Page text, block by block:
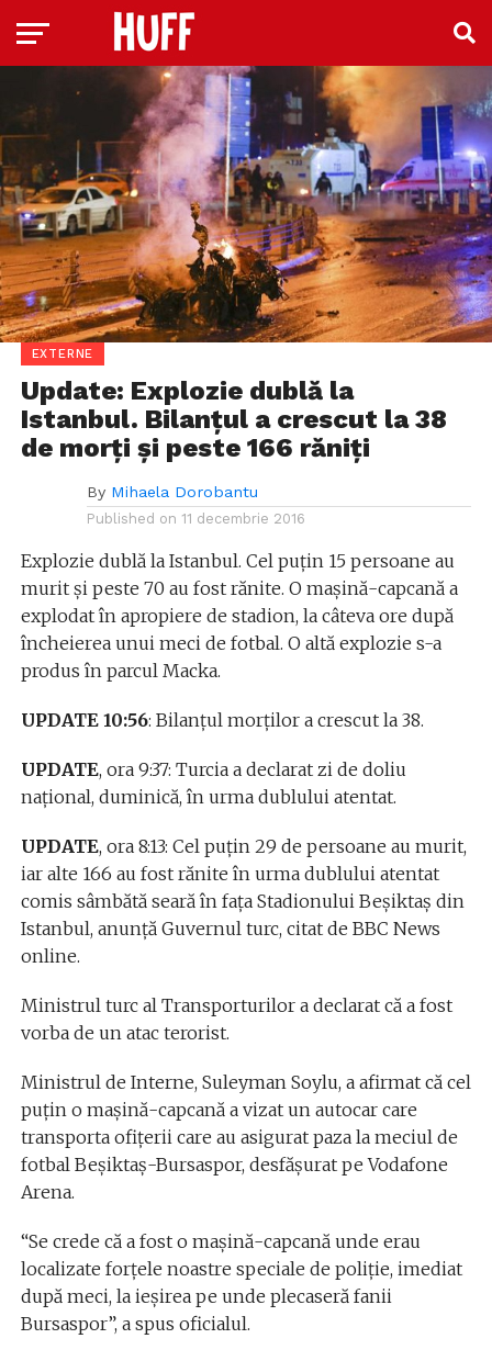
EXTERNE
Update: Explozie dublă la
Istanbul. Bilanțul a crescut la 38
de morți și peste 166 răniți
By Mihaela Dorobantu
Published on 11 decembrie 2016
Explozie dublă la Istanbul. Cel puțin 15 persoane au
murit și peste 70 au fost rănite. O mașină-capcană a
explodat în apropiere de stadion, la câteva ore după
încheierea unui meci de fotbal. O altă explozie s-a
produs în parcul Macka.
UPDATE 10:56: Bilanțul morților a crescut la 38.
UPDATE, ora 9:37: Turcia a declarat zi de doliu
național, duminică, în urma dublului atentat.
UPDATE, ora 8:13: Cel puţin 29 de persoane au murit,
iar alte 166 au fost rănite în urma dublului atentat
comis sâmbătă seară în faţa Stadionului Beşiktaş din
Istanbul, anunţă Guvernul turc, citat de BBC News
online.
Ministrul turc al Transporturilor a declarat că a fost
vorba de un atac terorist.
Ministrul de Interne, Suleyman Soylu, a afirmat că cel
puţin o maşină-capcană a vizat un autocar care
transporta ofiţerii care au asigurat paza la meciul de
fotbal Beşiktaş-Bursaspor, desfăşurat pe Vodafone
Arena.
“Se crede că a fost o maşină-capcană unde erau
localizate forţele noastre speciale de poliţie, imediat
după meci, la ieşirea pe unde plecaseră fanii
Bursaspor”, a spus oficialul.